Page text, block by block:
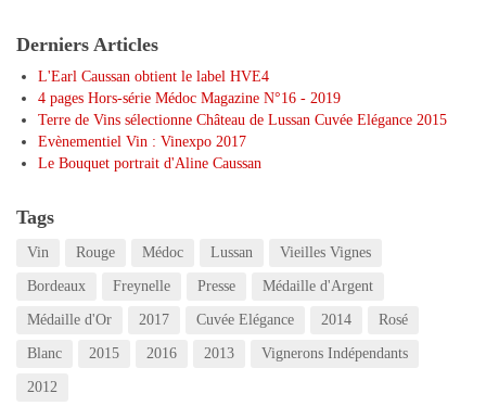
Derniers Articles
L'Earl Caussan obtient le label HVE4
4 pages Hors-série Médoc Magazine N°16 - 2019
Terre de Vins sélectionne Château de Lussan Cuvée Elégance 2015
Evènementiel Vin : Vinexpo 2017
Le Bouquet portrait d'Aline Caussan
Tags
Vin Rouge Médoc Lussan Vieilles Vignes
Bordeaux Freynelle Presse Médaille d'Argent
Médaille d'Or 2017 Cuvée Elégance 2014 Rosé
Blanc 2015 2016 2013 Vignerons Indépendants
2012